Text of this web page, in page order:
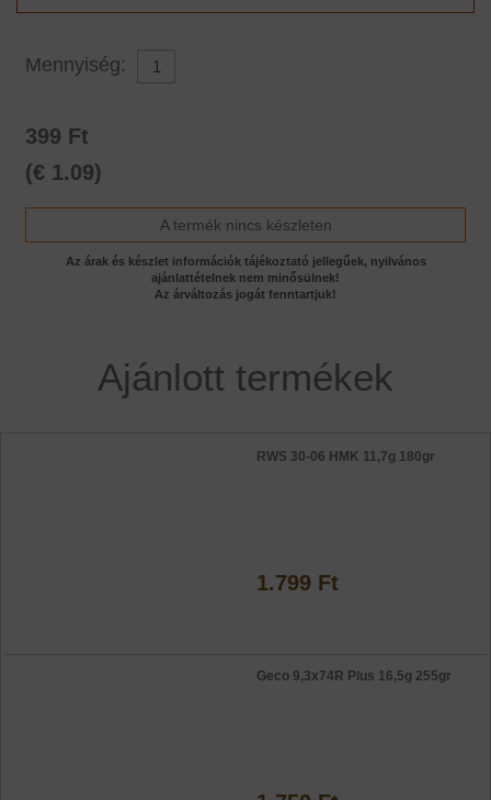
Mennyiség:
399 Ft
(€ 1.09)
A termék nincs készleten
Az árak és készlet információk tájékoztató jellegűek, nyilvános
ajánlattételnek nem minősülnek!
Az árváltozás jogát fenntartjuk!
Ajánlott termékek
RWS 30-06 HMK 11,7g 180gr
1.799 Ft
Geco 9,3x74R Plus 16,5g 255gr